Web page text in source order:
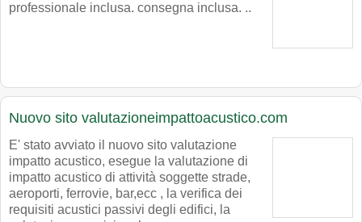
professionale inclusa. consegna inclusa. ..
Nuovo sito valutazioneimpattoacustico.com
E' stato avviato il nuovo sito valutazione
impatto acustico, esegue la valutazione di
impatto acustico di attività soggette strade,
aeroporti, ferrovie, bar,ecc , la verifica dei
requisiti acustici passivi degli edifici, la